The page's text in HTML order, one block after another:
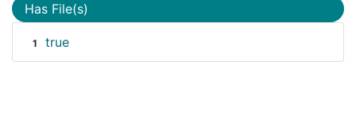
Has File(s)
1 true